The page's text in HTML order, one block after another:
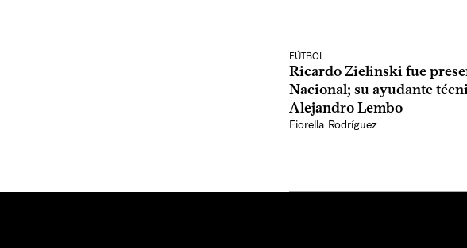
FÚTBOL
Ricardo Zielinski fue
Nacional; su ayudante
Alejandro Lembo
Fiorella Rodríguez